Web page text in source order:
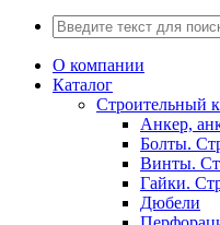
О компании
Каталог
Строительный
Анкер,
Болты.
Винты.
Гайки.
Дюбели